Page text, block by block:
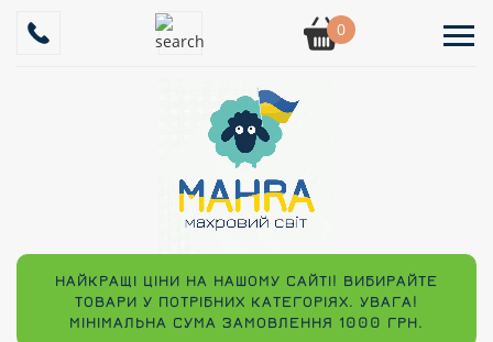
0
НАЙКРАЩІ ЦІНИ НА НАШОМУ САЙТІ! ВИБИРАЙТЕ
ТОВАРИ У ПОТРІБНИХ КАТЕГОРІЯХ. УВАГА!
МІНІМАЛЬНА СУМА ЗАМОВЛЕННЯ 1000 ГРН.